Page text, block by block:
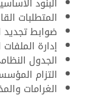
المتطلبات
ضوابط تجديد
إدارة
الجدول
التزام
الغرامات